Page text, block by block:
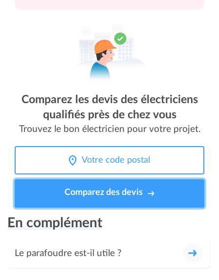
Comparez les devis des électriciens
qualifiés près de chez vous
Trouvez le bon électricien pour votre projet.
Comparez des devis
En complément
Le parafoudre est-il utile ?